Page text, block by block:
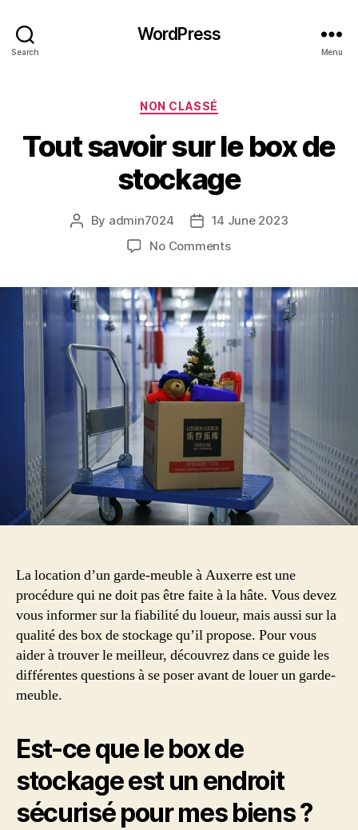
Search
WordPress
Menu
Categories
NON CLASSÉ
Tout savoir sur le box de
stockage
Post
By admin7024
Post14 June 2023
No Commentson
sur
le
box
de
stockage
La location d’un garde-meuble à Auxerre est une
procédure qui ne doit pas être faite à la hâte. Vous devez
vous informer sur la fiabilité du loueur, mais aussi sur la
qualité des box de stockage qu’il propose. Pour vous
aider à trouver le meilleur, découvrez dans ce guide les
différentes questions à se poser avant de louer un garde-
meuble.
Est-ce que le box de
stockage est un endroit
sécurisé pour mes biens ?